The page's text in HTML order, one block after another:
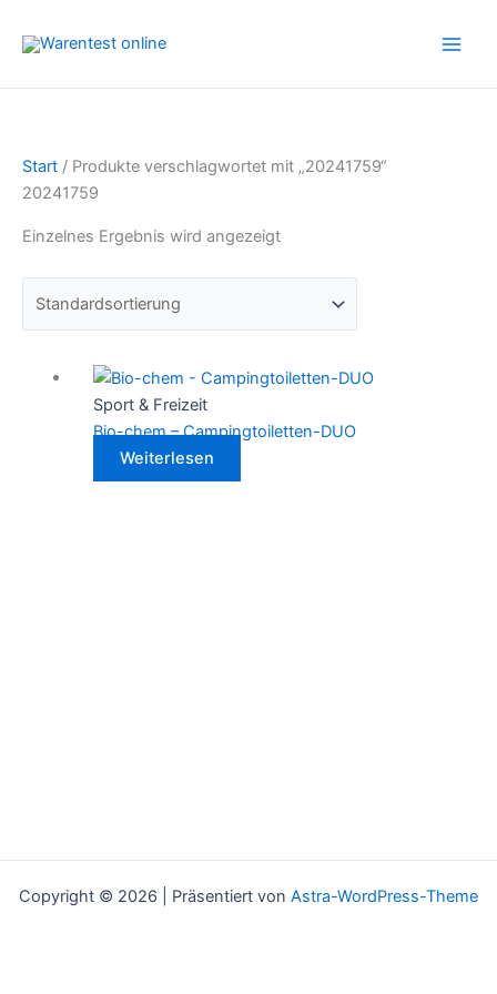
Inhalt
Start / Produkte verschlagwortet mit „20241759“
20241759
Einzelnes Ergebnis wird angezeigt
Sport & Freizeit
Bio-chem – Campingtoiletten-DUO
Weiterlesen
Copyright © 2026 | Präsentiert von Astra-WordPress-Theme